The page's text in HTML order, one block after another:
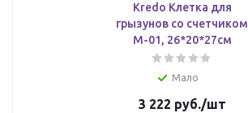
Kredo Клетка для
грызунов со счетчиком
М-01, 26*20*27см
Мало
3 222 руб./шт